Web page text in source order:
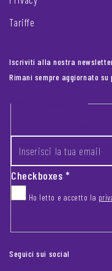
Tariffe
Iscriviti alla nostra
Rimani sempre aggiornato
Footer newsletter
Checkboxes*
Ho letto e accetto la
Seguici sui social